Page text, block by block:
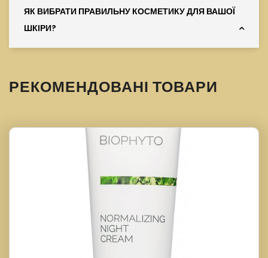
ЯК ВИБРАТИ ПРАВИЛЬНУ КОСМЕТИКУ ДЛЯ ВАШОЇ
ШКІРИ?
РЕКОМЕНДОВАНІ ТОВАРИ